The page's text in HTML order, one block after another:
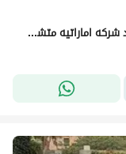
فيلا للبيع جاهزة للسكن فورا امام مدينتى بكمبوند شركه اماراتيه متشطبه بالكامل عالمعاينه